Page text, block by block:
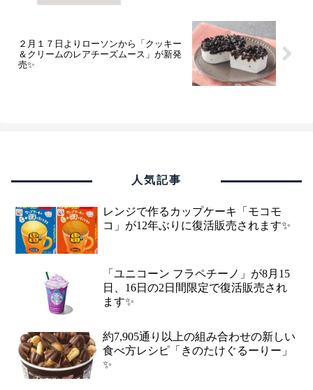
２月１７日よりローソンから「クッキー
＆クリームのレアチーズムース」が新発
売✨
人気記事
レンジで作るカップケーキ「モコモ
コ」が12年ぶりに復活販売されます✨
「ユニコーン フラペチーノ」が8月15
日、16日の2日間限定で復活販売され
ます✨
約7,905通り以上の組み合わせの新しい
食べ方レシピ「きのたけぐるーりー」
✨